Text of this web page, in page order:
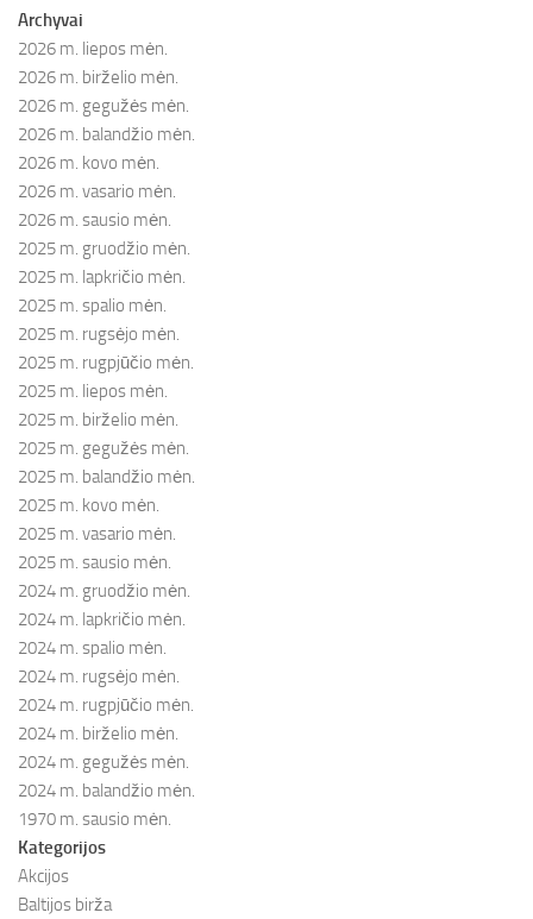
Archyvai
2026 m. liepos mėn.
2026 m. birželio mėn.
2026 m. gegužės mėn.
2026 m. balandžio mėn.
2026 m. kovo mėn.
2026 m. vasario mėn.
2026 m. sausio mėn.
2025 m. gruodžio mėn.
2025 m. lapkričio mėn.
2025 m. spalio mėn.
2025 m. rugsėjo mėn.
2025 m. rugpjūčio mėn.
2025 m. liepos mėn.
2025 m. birželio mėn.
2025 m. gegužės mėn.
2025 m. balandžio mėn.
2025 m. kovo mėn.
2025 m. vasario mėn.
2025 m. sausio mėn.
2024 m. gruodžio mėn.
2024 m. lapkričio mėn.
2024 m. spalio mėn.
2024 m. rugsėjo mėn.
2024 m. rugpjūčio mėn.
2024 m. birželio mėn.
2024 m. gegužės mėn.
2024 m. balandžio mėn.
1970 m. sausio mėn.
Kategorijos
Akcijos
Baltijos birža